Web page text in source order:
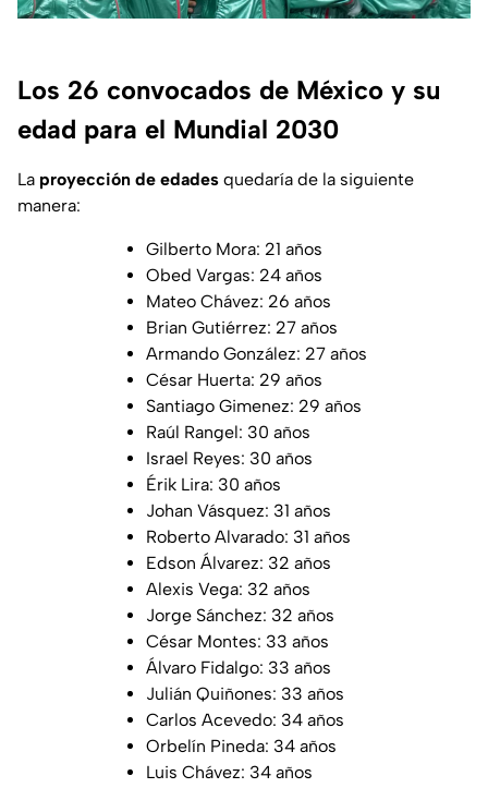
Los 26 convocados de México y su
edad para el Mundial 2030
La proyección de edades quedaría de la siguiente
manera:
Gilberto Mora: 21 años
Obed Vargas: 24 años
Mateo Chávez: 26 años
Brian Gutiérrez: 27 años
Armando González: 27 años
César Huerta: 29 años
Santiago Gimenez: 29 años
Raúl Rangel: 30 años
Israel Reyes: 30 años
Érik Lira: 30 años
Johan Vásquez: 31 años
Roberto Alvarado: 31 años
Edson Álvarez: 32 años
Alexis Vega: 32 años
Jorge Sánchez: 32 años
César Montes: 33 años
Álvaro Fidalgo: 33 años
Julián Quiñones: 33 años
Carlos Acevedo: 34 años
Orbelín Pineda: 34 años
Luis Chávez: 34 años